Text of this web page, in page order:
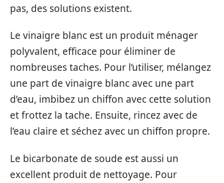
pas, des solutions existent.
Le vinaigre blanc est un produit ménager
polyvalent, efficace pour éliminer de
nombreuses taches. Pour l’utiliser, mélangez
une part de vinaigre blanc avec une part
d’eau, imbibez un chiffon avec cette solution
et frottez la tache. Ensuite, rincez avec de
l’eau claire et séchez avec un chiffon propre.
Le bicarbonate de soude est aussi un
excellent produit de nettoyage. Pour